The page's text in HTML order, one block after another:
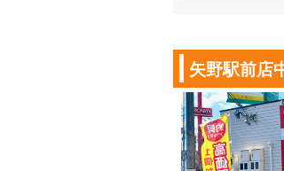
矢野駅前店